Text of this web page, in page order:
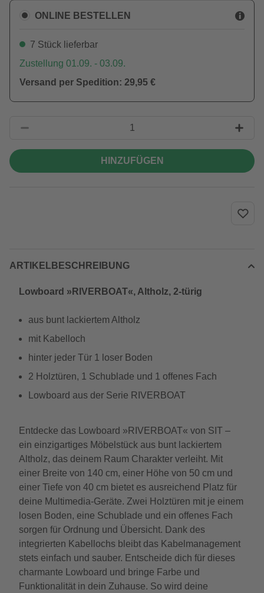
ONLINE BESTELLEN
7 Stück lieferbar
Zustellung 01.09. - 03.09.
Versand per Spedition: 29,95 €
HINZUFÜGEN
ARTIKELBESCHREIBUNG
Lowboard »RIVERBOAT«, Altholz, 2-türig
aus bunt lackiertem Altholz
mit Kabelloch
hinter jeder Tür 1 loser Boden
2 Holztüren, 1 Schublade und 1 offenes Fach
Lowboard aus der Serie RIVERBOAT
Entdecke das Lowboard »RIVERBOAT« von SIT –
ein einzigartiges Möbelstück aus bunt lackiertem
Altholz, das deinem Raum Charakter verleiht. Mit
einer Breite von 140 cm, einer Höhe von 50 cm und
einer Tiefe von 40 cm bietet es ausreichend Platz für
deine Multimedia-Geräte. Zwei Holztüren mit je einem
losen Boden, eine Schublade und ein offenes Fach
sorgen für Ordnung und Übersicht. Dank des
integrierten Kabellochs bleibt das Kabelmanagement
stets einfach und sauber. Entscheide dich für dieses
charmante Lowboard und bringe Farbe und
Funktionalität in dein Zuhause. So wird deine